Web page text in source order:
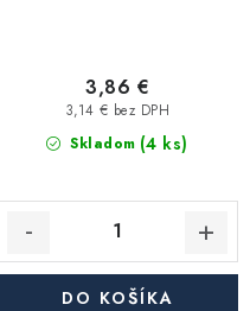
Skladom (4 ks)
3,14 € bez DPH
3,86 €
DO KOŠÍKA